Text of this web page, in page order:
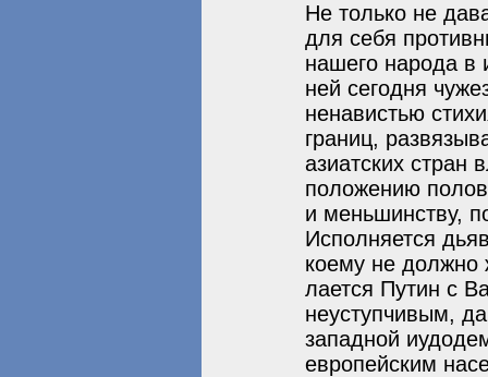
Не только не
для себя
нашего народа в
ней сегодня
ненавистью
границ,
азиатских стран
положению
и меньшинству,
Исполняется
коему не должно
лается Путин с
неуступчивым,
западной
европейским